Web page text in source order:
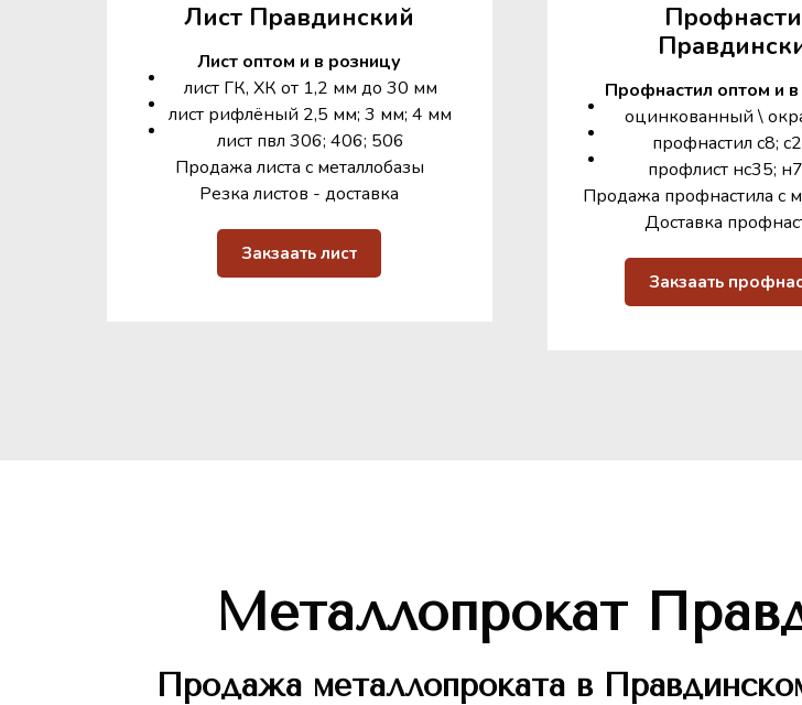
Лист Правдинский
Лист оптом и в розницу
лист ГК, ХК от 1,2 мм до 30 мм
лист рифлёный 2,5 мм; 3 мм; 4 мм
лист пвл 306; 406; 506
Продажа листа с металлобазы
Резка листов - доставка
Закзаать лист
Профнастил оптом и
оцинкованный \
профнастил с8;
профлист нс35;
Продажа профнастила с
Доставка
Закзаать
Металлопрокат
Продажа металлопроката в